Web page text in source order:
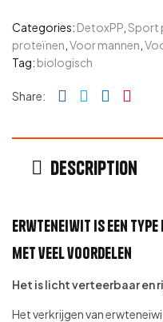
Categories: DetoxPP Sport
proteïnen Voor mannen
Tag: biologisch
Share: Facebook
Twitter
Description
Erwteneiwit is een
met veel voordelen
Het is licht verteerbaar en
Het verkrijgen van